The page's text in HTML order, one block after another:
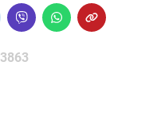
3863